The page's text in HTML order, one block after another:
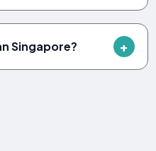
Singapore?